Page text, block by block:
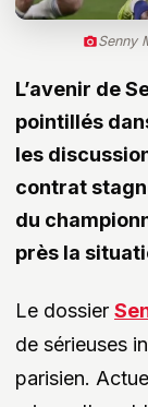
Senny
L’avenir de
pointillés
les
contrat
du
près la
Le dossier
de sérieuses
parisien.